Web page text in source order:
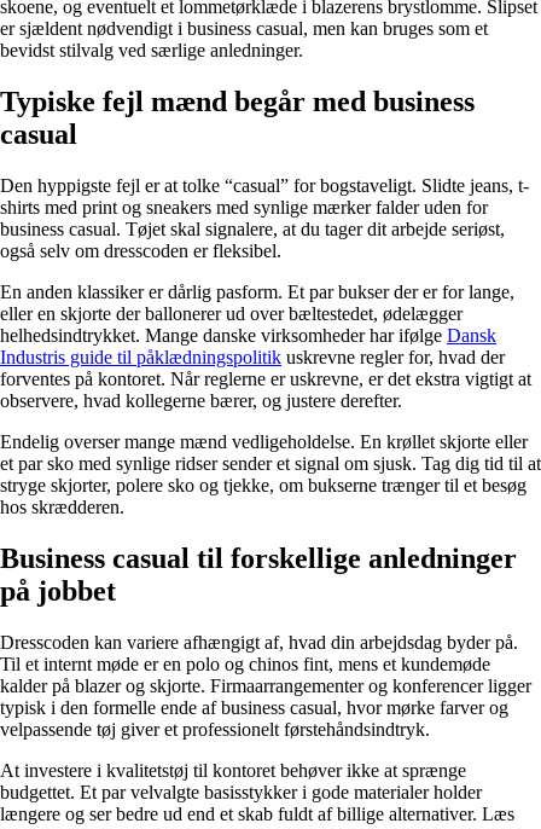
skoene, og eventuelt et lommetørklæde i blazerens brystlomme. Slipset
er sjældent nødvendigt i business casual, men kan bruges som et
bevidst stilvalg ved særlige anledninger.
Typiske fejl mænd begår med business
casual
Den hyppigste fejl er at tolke “casual” for bogstaveligt. Slidte jeans, t-
shirts med print og sneakers med synlige mærker falder uden for
business casual. Tøjet skal signalere, at du tager dit arbejde seriøst,
også selv om dresscoden er fleksibel.
En anden klassiker er dårlig pasform. Et par bukser der er for lange,
eller en skjorte der ballonerer ud over bæltestedet, ødelægger
helhedsindtrykket. Mange danske virksomheder har ifølge Dansk
Industris guide til påklædningspolitik uskrevne regler for, hvad der
forventes på kontoret. Når reglerne er uskrevne, er det ekstra vigtigt at
observere, hvad kollegerne bærer, og justere derefter.
Endelig overser mange mænd vedligeholdelse. En krøllet skjorte eller
et par sko med synlige ridser sender et signal om sjusk. Tag dig tid til at
stryge skjorter, polere sko og tjekke, om bukserne trænger til et besøg
hos skrædderen.
Business casual til forskellige anledninger
på jobbet
Dresscoden kan variere afhængigt af, hvad din arbejdsdag byder på.
Til et internt møde er en polo og chinos fint, mens et kundemøde
kalder på blazer og skjorte. Firmaarrangementer og konferencer ligger
typisk i den formelle ende af business casual, hvor mørke farver og
velpassende tøj giver et professionelt førstehåndsindtryk.
At investere i kvalitetstøj til kontoret behøver ikke at sprænge
budgettet. Et par velvalgte basisstykker i gode materialer holder
længere og ser bedre ud end et skab fuldt af billige alternativer. Læs